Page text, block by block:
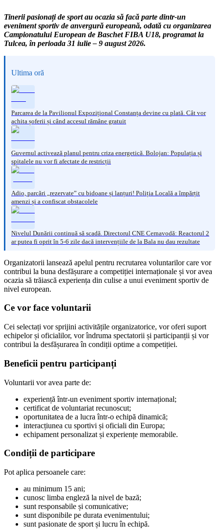
Tinerii pasionați de sport au ocazia să facă parte dintr-un
eveniment sportiv de anvergură europeană, odată cu organizarea
Campionatului European de Baschet FIBA U18, programat la
Tulcea, în perioada 31 iulie – 9 august 2026.
Ultima oră
Parcarea de la Pavilionul Expozițional Constanța devine cu plată. Cât vor
achita șoferii și când accesul rămâne gratuit
Guvernul activează planul pentru criza energetică. Bolojan: Populația și
spitalele nu vor fi afectate de restricții
Adio, parcări „rezervate” cu bidoane și lanțuri! Poliția Locală a împărțit
amenzi și a confiscat obstacolele
Nivelul Dunării continuă să scadă. Directorul CNE Cernavodă: Reactorul 2
ar putea fi oprit în 5-6 zile dacă intervențiile de la Bala nu dau rezultate
Organizatorii lansează apelul pentru recrutarea voluntarilor care vor
contribui la buna desfășurare a competiției internaționale și vor avea
ocazia să trăiască experiența din culise a unui eveniment sportiv de
nivel european.
Ce vor face voluntarii
Cei selectați vor sprijini activitățile organizatorice, vor oferi suport
echipelor și oficialilor, vor îndruma spectatorii și participanții și vor
contribui la desfășurarea în condiții optime a competiției.
Beneficii pentru participanți
Voluntarii vor avea parte de:
experiență într-un eveniment sportiv internațional;
certificat de voluntariat recunoscut;
oportunitatea de a lucra într-o echipă dinamică;
interacțiunea cu sportivi și oficiali din Europa;
echipament personalizat și experiențe memorabile.
Condiții de participare
Pot aplica persoanele care:
au minimum 15 ani;
cunosc limba engleză la nivel de bază;
sunt responsabile și comunicative;
sunt disponibile pe durata evenimentului;
sunt pasionate de sport și lucru în echipă.